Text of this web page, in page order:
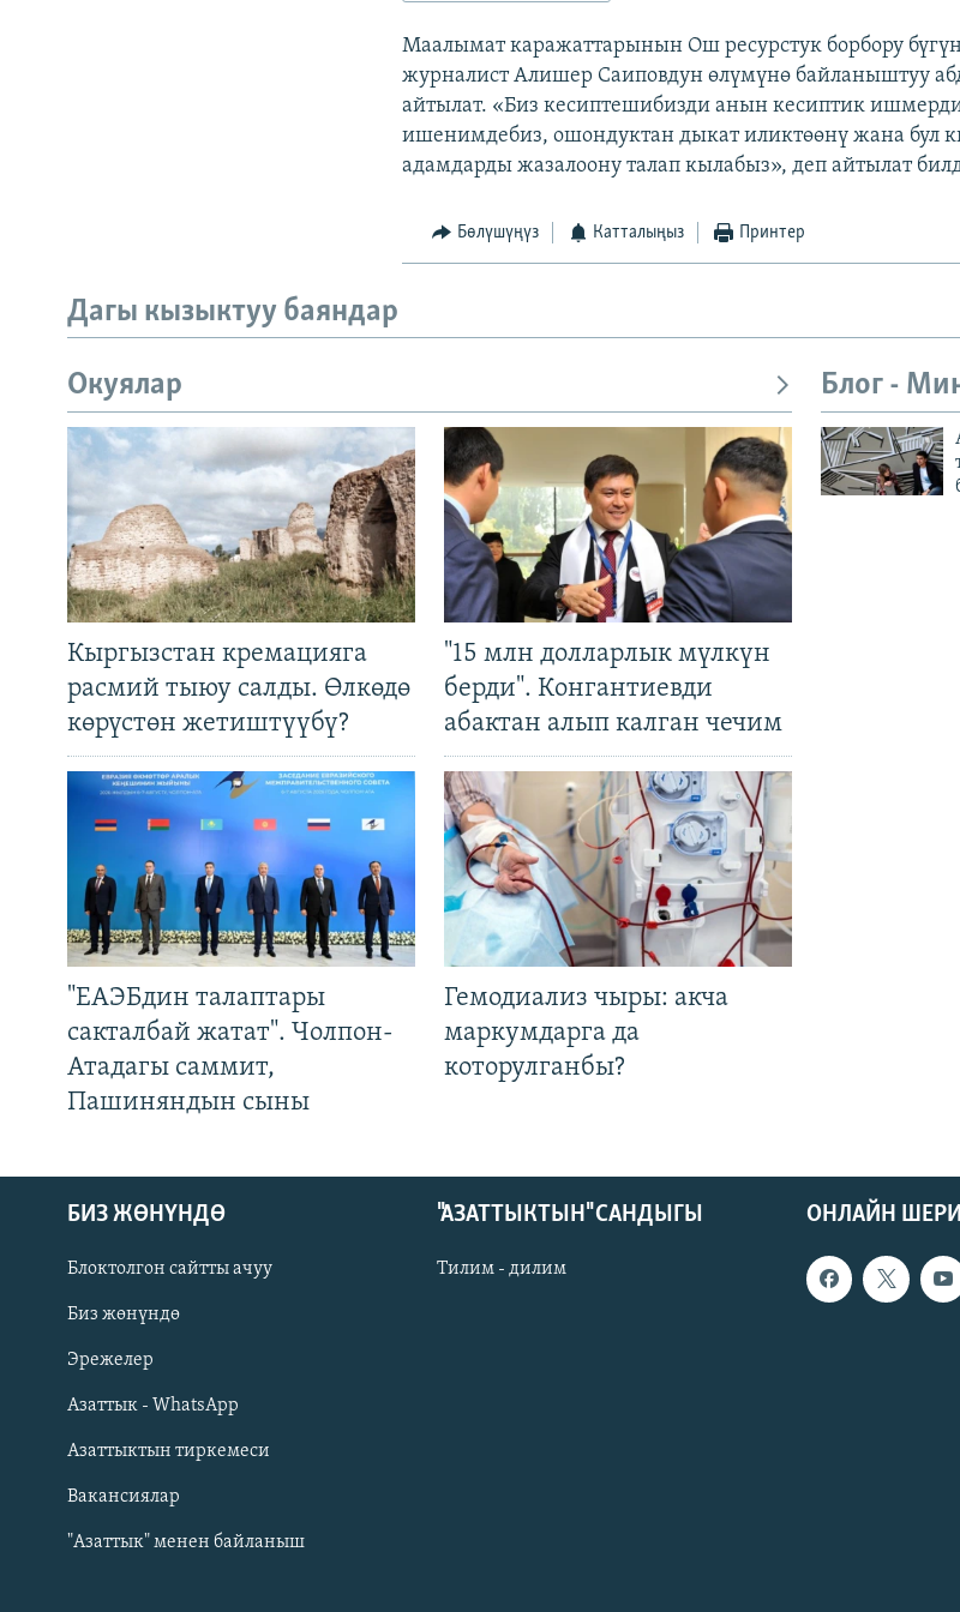
Русский
ОНЛАЙН ШЕРИНЕ
Маалымат каражаттарынын Ош ресурстук борбору
журналист Алишер Саиповдун өлүмүнө байланыштуу
айтылат. «Биз кесиптешибизди анын кесиптик
ишенимдебиз, ошондуктан дыкат иликтөөнү жана
адамдарды жазалоону талап кылабыз», деп айтылат
Бөлүшүңүз Катталыңыз Принтер
Дагы кызыктуу баяндар
Окуялар
Кыргызстан кремацияга
расмий тыюу салды. Өлкөдө
көрүстөн жетиштүүбү?
"15 млн долларлык мүлкүн
берди". Конгантиевди
абактан алып калган чечим
"ЕАЭБдин талаптары
сакталбай жатат". Чолпон-
Атадагы саммит,
Пашиняндын сыны
Гемодиализ чыры: акча
маркумдарга да
которулганбы?
Блог -
ОНЛАЙН
БИЗ ЖӨНҮНДӨ
Блоктолгон сайтты ачуу
Биз жөнүндө
Эрежелер
Азаттык - WhatsApp
Азаттыктын тиркемеси
Вакансиялар
"Азаттык" менен байланыш
"АЗАТТЫКТЫН" САНДЫГЫ
Тилим - дилим